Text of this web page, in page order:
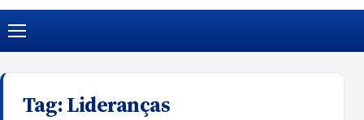
Menu
Tag:Lideranças